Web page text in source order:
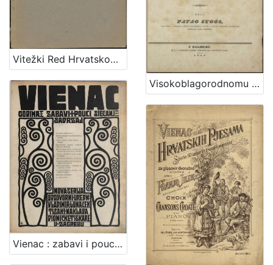
Vitežki Red Hrvatskoga Zmaja
Visokoblagorodnomu i presvetlomu ... Nikoli Zdenčaju od Zahromić grada, slavne varmedije Zagrebske velikomu županu, ... : prigodom uzvišenja na čast velikoga župana od strane njegovih ilirskih čestiteljah na znak visokoga poštovanja i domorodne ljubavi / pěva Pavao Stoos, ...
Vienac : zabavi i pouci : nova serija / odgovorni urednik Vladimir Lunaček